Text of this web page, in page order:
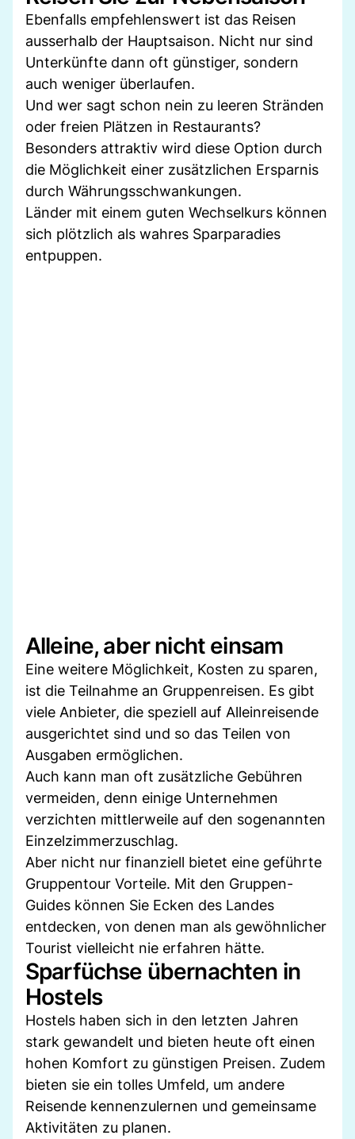
Ebenfalls empfehlenswert ist das Reisen
ausserhalb der Hauptsaison. Nicht nur sind
Unterkünfte dann oft günstiger, sondern
auch weniger überlaufen.
Und wer sagt schon nein zu leeren Stränden
oder freien Plätzen in Restaurants?
Besonders attraktiv wird diese Option durch
die Möglichkeit einer zusätzlichen Ersparnis
durch Währungsschwankungen.
Länder mit einem guten Wechselkurs können
sich plötzlich als wahres Sparparadies
entpuppen.
Alleine, aber nicht einsam
Eine weitere Möglichkeit, Kosten zu sparen,
ist die Teilnahme an Gruppenreisen. Es gibt
viele Anbieter, die speziell auf Alleinreisende
ausgerichtet sind und so das Teilen von
Ausgaben ermöglichen.
Auch kann man oft zusätzliche Gebühren
vermeiden, denn einige Unternehmen
verzichten mittlerweile auf den sogenannten
Einzelzimmerzuschlag.
Aber nicht nur finanziell bietet eine geführte
Gruppentour Vorteile. Mit den Gruppen-
Guides können Sie Ecken des Landes
entdecken, von denen man als gewöhnlicher
Tourist vielleicht nie erfahren hätte.
Sparfüchse übernachten in
Hostels
Hostels haben sich in den letzten Jahren
stark gewandelt und bieten heute oft einen
hohen Komfort zu günstigen Preisen. Zudem
bieten sie ein tolles Umfeld, um andere
Reisende kennenzulernen und gemeinsame
Aktivitäten zu planen.